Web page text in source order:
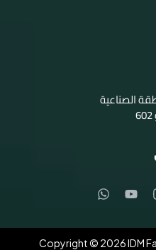
الصناعية
Copyright © 2026 IDM